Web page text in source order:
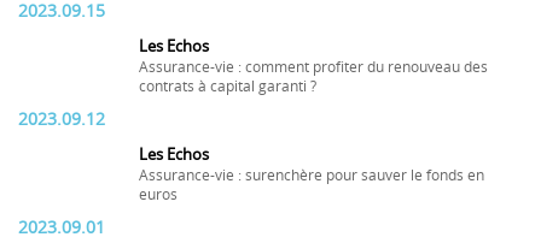
2023.09.15
Les Echos
Assurance-vie : comment profiter du renouveau des
contrats à capital garanti ?
2023.09.12
Les Echos
Assurance-vie : surenchère pour sauver le fonds en
euros
2023.09.01